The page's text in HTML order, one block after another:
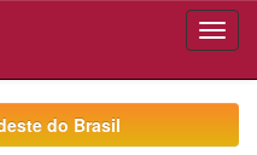
do Brasil